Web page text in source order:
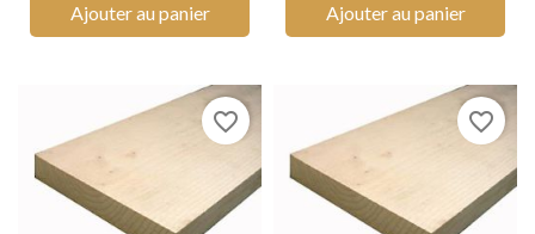
Ajouter au panier Ajouter au panier
favorite_border favorite_border